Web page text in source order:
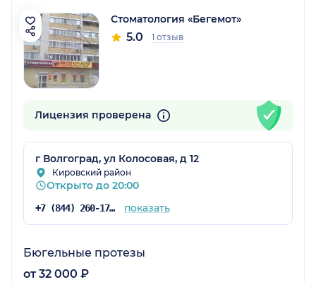
Стоматология «Бегемот»
5.0 1 отзыв
Лицензия проверена
г Волгоград, ул Колосовая, д 12
Кировский район
Открыто до 20:00
+7 (844) 260-17-45 показать
Бюгельные протезы
от 32 000 ₽